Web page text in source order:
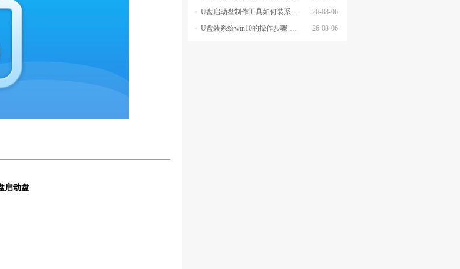
启动盘
26-08-06
U盘启动盘制作工具如何装系统- U盘启动盘制作工具怎么装系统
26-08-06
U盘装系统win10的操作步骤-外星人U盘装系统win10电脑